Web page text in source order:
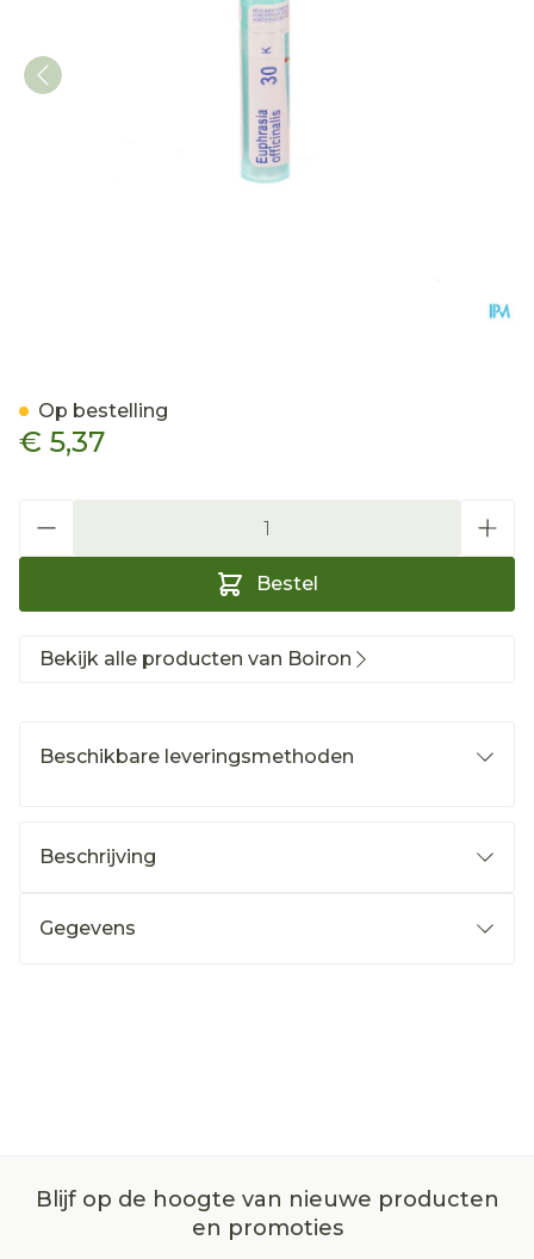
€ 5,37
Bestel
Op bestelling
Bekijk alle producten van Boiron
Beschikbare leveringsmethoden
Beschrijving
Gegevens
Blijf op de hoogte van nieuwe producten
en promoties